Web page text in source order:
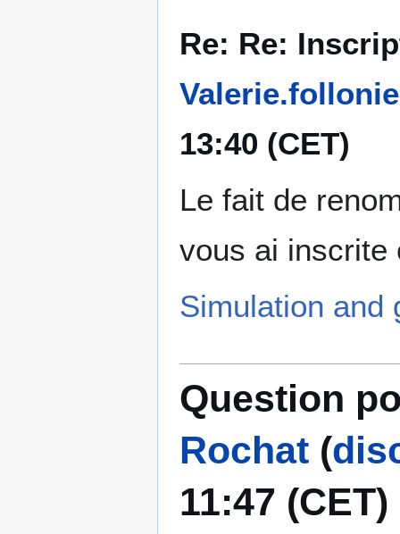
Re: Re:
13:40 (CET)
Le fait de
vous ai inscrite
Simulation and
Question
Rochat (
11:47 (CET)